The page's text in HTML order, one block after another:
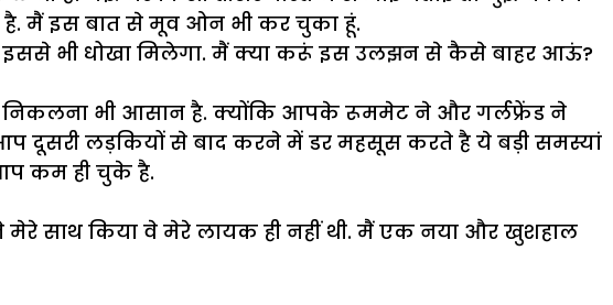
मैं इस बात से मूव ओन भी कर चुका हूं.
इससे भी धोखा मिलेगा. मैं क्या करूं इस उलझन से कैसे बाहर आऊं?
भी आसान है. क्योंकि आपके रूममेट ने और गर्लफ्रेंड ने
दूसरी लड़कियों से बाद करने में डर महसूस करते है ये बड़ी समस्यां
कम ही चुके है.
मेरे साथ किया वे मेरे लायक ही नहीं थी. मैं एक नया और खुशहाल